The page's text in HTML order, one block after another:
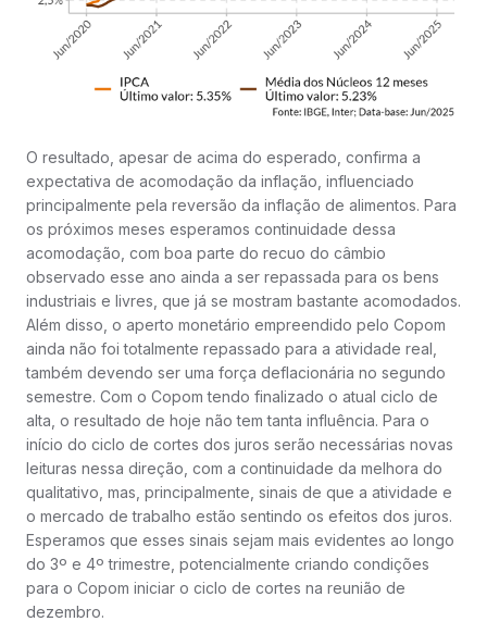
O resultado, apesar de acima do esperado, confirma a
expectativa de acomodação da inflação, influenciado
principalmente pela reversão da inflação de alimentos. Para
os próximos meses esperamos continuidade dessa
acomodação, com boa parte do recuo do câmbio
observado esse ano ainda a ser repassada para os bens
industriais e livres, que já se mostram bastante acomodados.
Além disso, o aperto monetário empreendido pelo Copom
ainda não foi totalmente repassado para a atividade real,
também devendo ser uma força deflacionária no segundo
semestre. Com o Copom tendo finalizado o atual ciclo de
alta, o resultado de hoje não tem tanta influência. Para o
início do ciclo de cortes dos juros serão necessárias novas
leituras nessa direção, com a continuidade da melhora do
qualitativo, mas, principalmente, sinais de que a atividade e
o mercado de trabalho estão sentindo os efeitos dos juros.
Esperamos que esses sinais sejam mais evidentes ao longo
do 3º e 4º trimestre, potencialmente criando condições
para o Copom iniciar o ciclo de cortes na reunião de
dezembro.